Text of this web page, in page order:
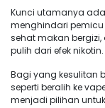
Kunci utamanya
menghindari pemicu
sehat makan
pulih dari efek nikotin.
Bagi yang kesulitan
seperti beralih ke
menjadi pilihan